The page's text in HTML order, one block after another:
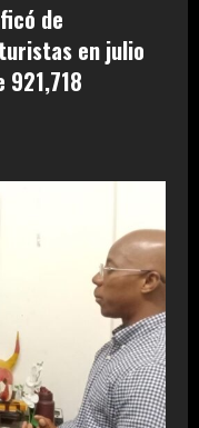
de
en julio